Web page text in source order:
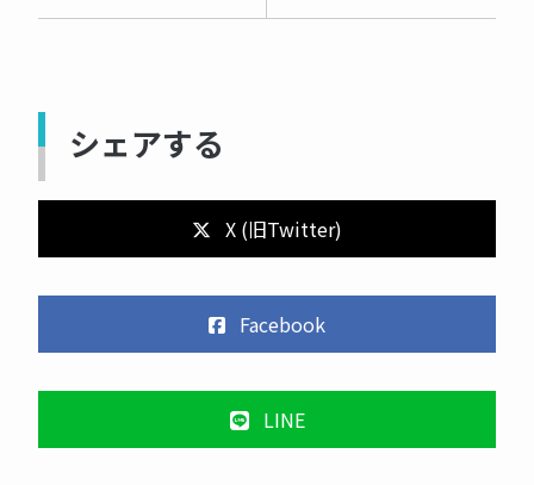
シェアする
X (旧Twitter)
Facebook
LINE